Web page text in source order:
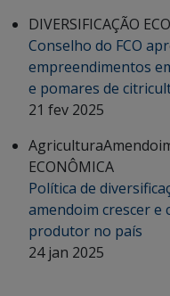
DIVERSIFICAÇÃO
Conselho do FCO
empreendimentos
e pomares de
21 fev 2025
Agricultura
ECONÔMICA
Política de
amendoim crescer e
produtor no país
24 jan 2025